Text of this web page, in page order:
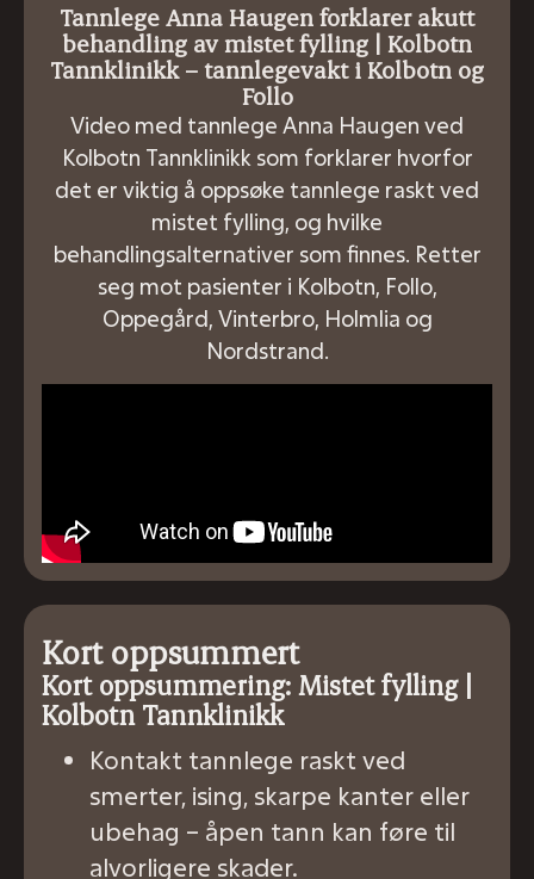
Tannlege Anna Haugen forklarer akutt
behandling av mistet fylling | Kolbotn
Tannklinikk – tannlegevakt i Kolbotn og
Follo
Video med tannlege Anna Haugen ved
Kolbotn Tannklinikk som forklarer hvorfor
det er viktig å oppsøke tannlege raskt ved
mistet fylling, og hvilke
behandlingsalternativer som finnes. Retter
seg mot pasienter i Kolbotn, Follo,
Oppegård, Vinterbro, Holmlia og
Nordstrand.
Kort oppsummert
Kort oppsummering: Mistet fylling |
Kolbotn Tannklinikk
Kontakt tannlege raskt ved
smerter, ising, skarpe kanter eller
ubehag – åpen tann kan føre til
alvorligere skader.